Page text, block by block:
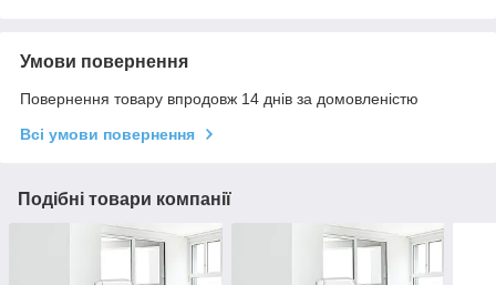
Умови повернення
Повернення товару впродовж 14 днів за домовленістю
Всі умови повернення
Подібні товари компанії